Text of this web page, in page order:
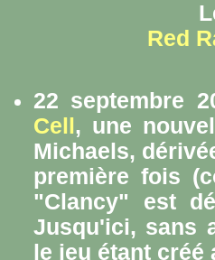
Red
22 septembre
Cell , une
Michaels,
première fois
"Clancy" est
Jusqu'ici, sans
le jeu étant